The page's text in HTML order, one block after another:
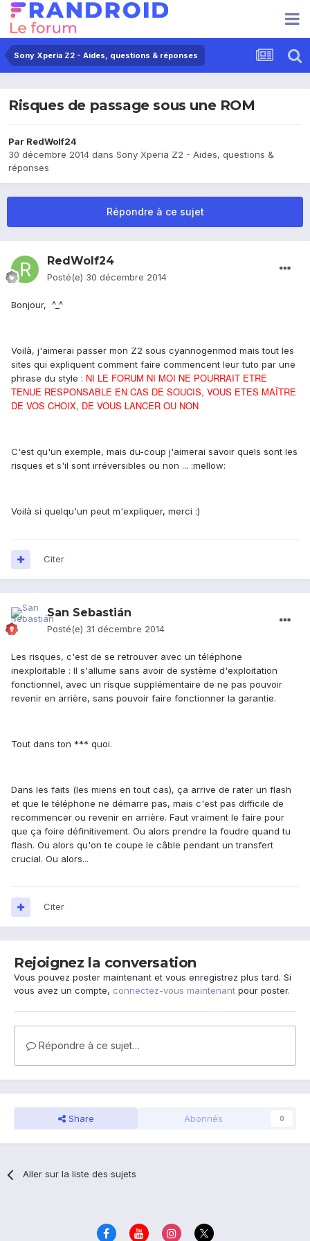
Sony Xperia Z2 - Aides, questions & réponses
Risques de passage sous une ROM
Par RedWolf24
30 décembre 2014 dans Sony Xperia Z2 - Aides, questions &
réponses
Répondre à ce sujet
RedWolf24
Posté(e) 30 décembre 2014
Bonjour, ^_^
Voilà, j'aimerai passer mon Z2 sous cyannogenmod mais tout les
sites qui expliquent comment faire commencent leur tuto par une
phrase du style : NI LE FORUM NI MOI NE POURRAIT ETRE
TENUE RESPONSABLE EN CAS DE SOUCIS, VOUS ETES MAÎTRE
DE VOS CHOIX, DE VOUS LANCER OU NON
C'est qu'un exemple, mais du-coup j'aimerai savoir quels sont les
risques et s'il sont irréversibles ou non ... :mellow:
Voilà si quelqu'un peut m'expliquer, merci :)
Citer
San Sebastián
Posté(e) 31 décembre 2014
Les risques, c'est de se retrouver avec un téléphone
inexploitable : Il s'allume sans avoir de système d'exploitation
fonctionnel, avec un risque supplémentaire de ne pas pouvoir
revenir en arrière, sans pouvoir faire fonctionner la garantie.
Tout dans ton *** quoi.
Dans les faits (les miens en tout cas), ça arrive de rater un flash
et que le téléphone ne démarre pas, mais c'est pas difficile de
recommencer ou revenir en arrière. Faut vraiment le faire pour
que ça foire définitivement. Ou alors prendre la foudre quand tu
flash. Ou alors qu'on te coupe le câble pendant un transfert
crucial. Ou alors...
Citer
Rejoignez la conversation
Vous pouvez poster maintenant et vous enregistrez plus tard. Si
vous avez un compte, connectez-vous maintenant pour poster.
Répondre à ce sujet…
Share Abonnés 0
Aller sur la liste des sujets